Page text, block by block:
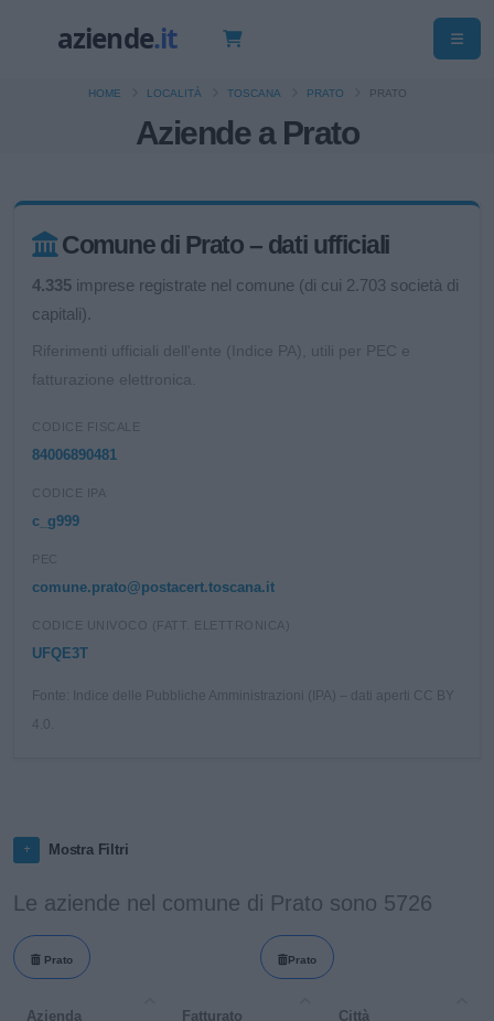
Aziende a Prato
HOME LOCALITÀ TOSCANA PRATO PRATO
Comune di Prato – dati ufficiali
4.335 imprese registrate nel comune (di cui 2.703 società di
capitali).
Riferimenti ufficiali dell'ente (Indice PA), utili per PEC e
fatturazione elettronica.
CODICE FISCALE
84006890481
CODICE IPA
c_g999
PEC
comune.prato@postacert.toscana.it
CODICE UNIVOCO (FATT. ELETTRONICA)
UFQE3T
Fonte: Indice delle Pubbliche Amministrazioni (IPA) – dati aperti CC BY
Mostra Filtri
Le aziende nel comune di Prato sono 5726
Prato Prato
Azienda Fatturato Città